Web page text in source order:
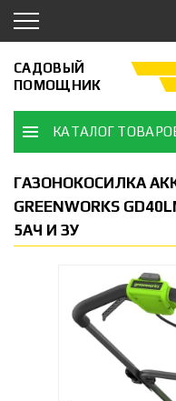
САДОВЫЙ
ПОМОЩНИК
КАТАЛОГ
ГАЗОНОКОСИЛКА
GREENWORKS
5АЧ И ЗУ